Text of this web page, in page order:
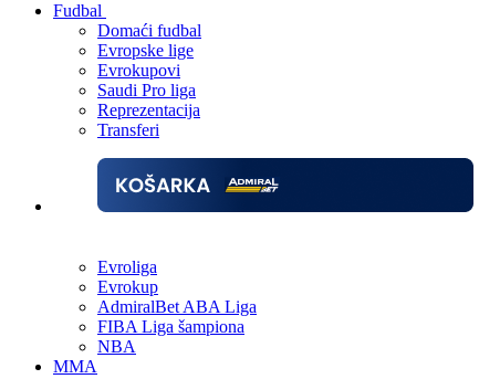
Fudbal
Domaći fudbal
Evropske lige
Evrokupovi
Saudi Pro liga
Reprezentacija
Transferi
Evroliga
Evrokup
AdmiralBet ABA Liga
FIBA Liga šampiona
NBA
MMA